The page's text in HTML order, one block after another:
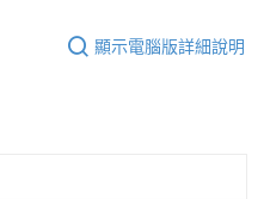
顯示電腦版詳細說明